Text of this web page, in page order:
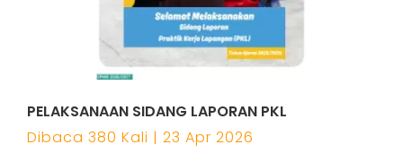
PELAKSANAAN SIDANG LAPORAN PKL
Dibaca 380 Kali | 23 Apr 2026